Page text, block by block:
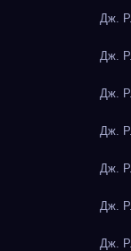
Дж.
Дж.
Дж.
Дж.
Дж.
Дж.
Дж.